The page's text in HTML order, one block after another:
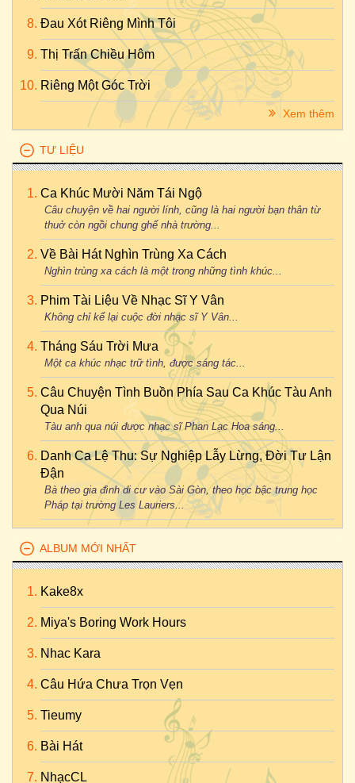
Đau Xót Riêng Mình Tôi
Thị Trấn Chiều Hôm
Riêng Một Góc Trời
Xem thêm
TƯ LIỆU
Ca Khúc Mười Năm Tái Ngộ
Câu chuyện về hai người lính, cũng là hai người bạn thân từ
thuở còn ngồi chung ghế nhà trường...
Về Bài Hát Nghìn Trùng Xa Cách
Nghìn trùng xa cách là một trong những tình khúc...
Phim Tài Liệu Về Nhạc Sĩ Y Vân
Không chỉ kể lại cuộc đời nhạc sĩ Y Vân...
Tháng Sáu Trời Mưa
Một ca khúc nhạc trữ tình, được sáng tác...
Câu Chuyện Tình Buồn Phía Sau Ca Khúc Tàu Anh
Qua Núi
Tàu anh qua núi được nhạc sĩ Phan Lạc Hoa sáng...
Danh Ca Lệ Thu: Sự Nghiệp Lẫy Lừng, Đời Tư Lận
Đận
Bà theo gia đình di cư vào Sài Gòn, theo học bậc trung học
Pháp tại trường Les Lauriers...
ALBUM MỚI NHẤT
Kake8x
Miya's Boring Work Hours
Nhac Kara
Câu Hứa Chưa Trọn Vẹn
Tieumy
Bài Hát
NhạcCL